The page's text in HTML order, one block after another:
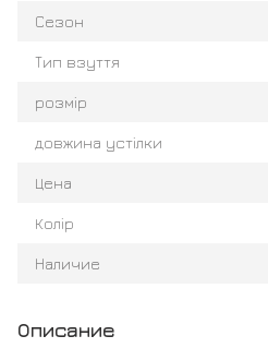
Сезон
Тип взуття
розмір
довжина устілки
Цена
Колір
Наличие
Описание